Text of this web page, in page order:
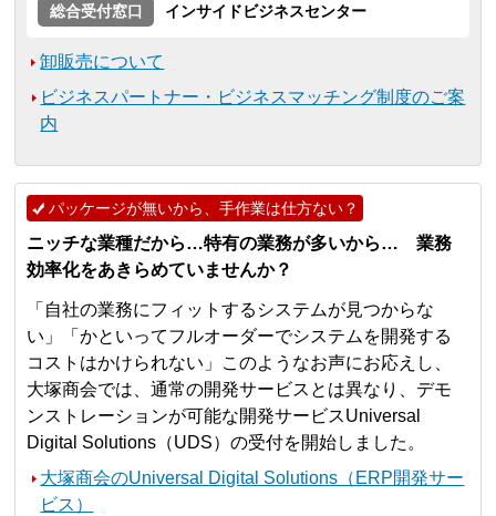
総合受付窓口
インサイドビジネスセンター
卸販売について
ビジネスパートナー・ビジネスマッチング制度のご案
内
パッケージが無いから、手作業は仕方ない？
ニッチな業種だから…特有の業務が多いから… 業務
効率化をあきらめていませんか？
「自社の業務にフィットするシステムが見つからな
い」「かといってフルオーダーでシステムを開発する
コストはかけられない」このようなお声にお応えし、
大塚商会では、通常の開発サービスとは異なり、デモ
ンストレーションが可能な開発サービスUniversal
Digital Solutions（UDS）の受付を開始しました。
大塚商会のUniversal Digital Solutions（ERP開発サー
ビス）